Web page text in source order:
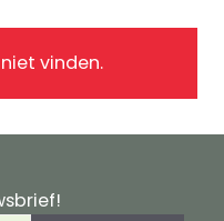
vinden.